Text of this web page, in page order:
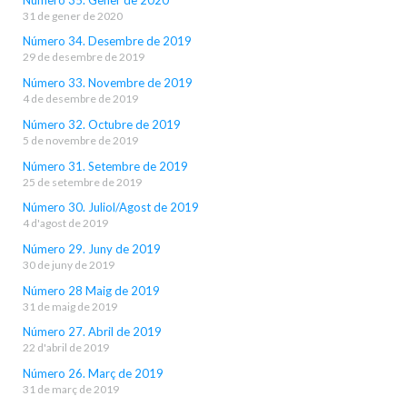
31 de gener de 2020
Número 34. Desembre de 2019
29 de desembre de 2019
Número 33. Novembre de 2019
4 de desembre de 2019
Número 32. Octubre de 2019
5 de novembre de 2019
Número 31. Setembre de 2019
25 de setembre de 2019
Número 30. Juliol/Agost de 2019
4 d'agost de 2019
Número 29. Juny de 2019
30 de juny de 2019
Número 28 Maig de 2019
31 de maig de 2019
Número 27. Abril de 2019
22 d'abril de 2019
Número 26. Març de 2019
31 de març de 2019